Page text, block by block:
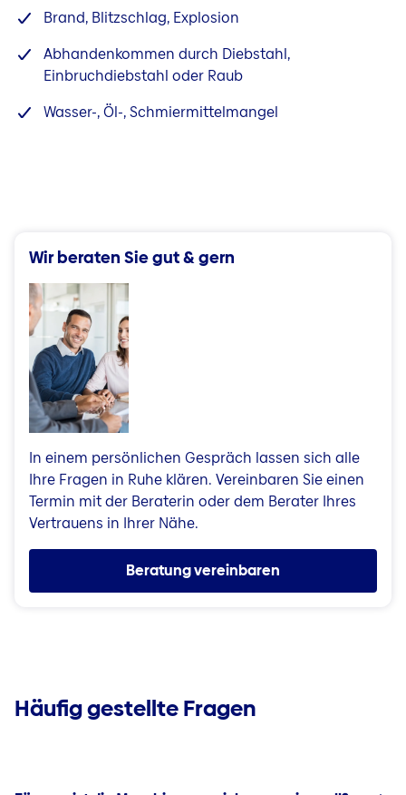
Brand, Blitzschlag, Explosion
Abhandenkommen durch Diebstahl,
Einbruchdiebstahl oder Raub
Wasser-, Öl-, Schmiermittelmangel
Wir beraten Sie gut & gern
In einem persönlichen Gespräch lassen sich alle
Ihre Fragen in Ruhe klären. Vereinbaren Sie einen
Termin mit der Beraterin oder dem Berater Ihres
Vertrauens in Ihrer Nähe.
Beratung vereinbaren
Häufig gestellte Fragen